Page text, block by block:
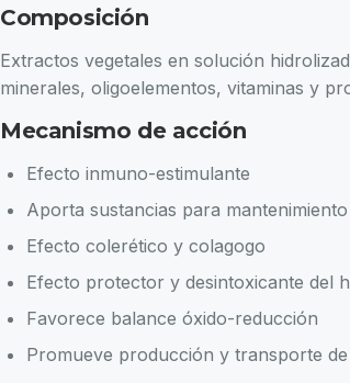
Composición
Extractos vegetales en solución
minerales, oligoelementos, vitaminas y
Mecanismo de acción
Efecto inmuno-estimulante
Aporta sustancias para
Efecto colerético y colagogo
Efecto protector y desintoxicante del
Favorece balance óxido-reducción
Promueve producción y transporte